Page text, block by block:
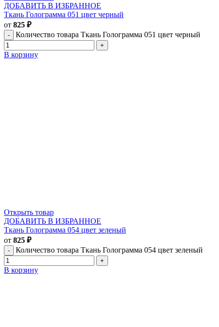
ДОБАВИТЬ В ИЗБРАННОЕ
Ткань Голограмма 051 цвет черный
от 825 ₽
Количество товара Ткань Голограмма 051 цвет черный
В корзину
Открыть товар
ДОБАВИТЬ В ИЗБРАННОЕ
Ткань Голограмма 054 цвет зеленый
от 825 ₽
Количество товара Ткань Голограмма 054 цвет зеленый
В корзину